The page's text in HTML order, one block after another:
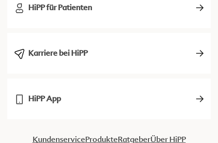
HiPP für Patienten
Karriere bei HiPP
HiPP App
KundenserviceProdukteRatgeberÜber HiPP